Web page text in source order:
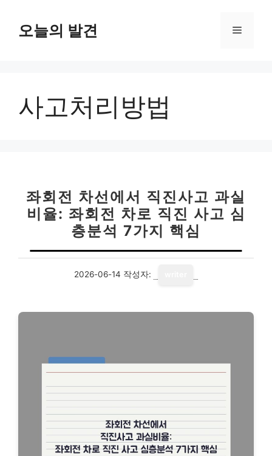
오늘의 발견 메
사고처리방법
좌회전 차선에서 직진사고 과실
비율: 좌회전 차로 직진 사고 심
층분석 7가지 핵심
2026-06-14 작성자: